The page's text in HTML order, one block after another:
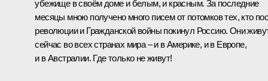
убежище в своём доме и белым, и красным. За последние
месяцы мною получено много писем от потомков тех, кто
революции и Гражданской войны покинул Россию. Они
сейчас во всех странах мира – и в Америке, и в Европе,
и в Австралии. Где только не живут!